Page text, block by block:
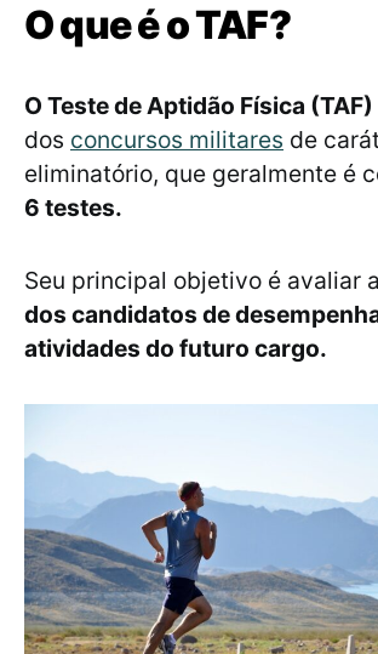
O que é o TAF?
O Teste de Aptidão Física (TAF)
dos concursos militares de
eliminatório, que geralmente é
6 testes.
Seu principal objetivo é avaliar a
dos candidatos de
atividades do futuro cargo.